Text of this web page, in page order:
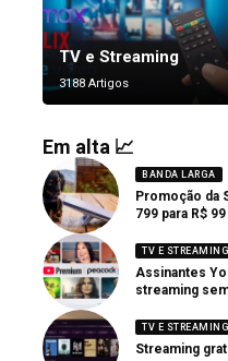
TV e Streaming
3188 Artigos
Em alta 📈
BANDA LARGA
Promoção da
799 para R$ 99
TV E STREAMING
Assinantes
streaming
TV E STREAMING
Streaming